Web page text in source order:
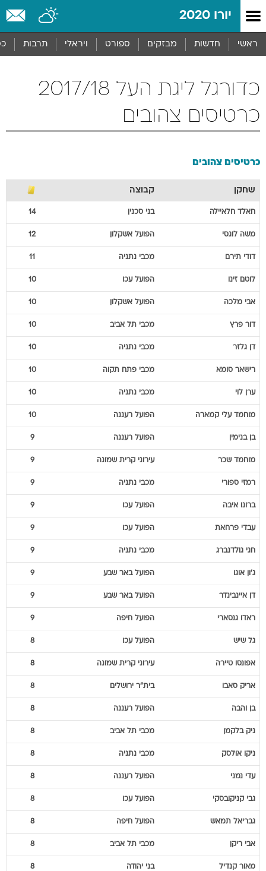
יורו 2020
ראשי חדשות מבזקים ספורט ויראלי תרבות
כדורגל ליגת העל 2017/18
כרטיסים צהובים
כרטיסים צהובים
שחקן קבוצה
חאלד חלאיילה בני סכנין 14
משה לוגסי הפועל אשקלון 12
דודי תירם מכבי נתניה 11
לוטם זינו הפועל עכו 10
אבי מלכה הפועל אשקלון 10
דור פרץ מכבי תל אביב 10
דן גלזר מכבי נתניה 10
רישאר סומא מכבי פתח תקוה 10
ערן לוי מכבי נתניה 10
מוחמד עלי קמארה הפועל רעננה 10
בן בנימין הפועל רעננה 9
מוחמד שכר עירוני קרית שמונה 9
רמזי ספורי מכבי נתניה 9
ברונו איבה הפועל עכו 9
עבדי פרחאת הפועל עכו 9
חגי גולדנברג מכבי נתניה 9
ג'ון אוגו הפועל באר שבע 9
דן איינבינדר הפועל באר שבע 9
ראדו גנסארי הפועל חיפה 9
גל שיש הפועל עכו 8
אפונסו טיירה עירוני קרית שמונה 8
אריק סאבו בית"ר ירושלים 8
בן והבה הפועל רעננה 8
ניק בלקמן מכבי תל אביב 8
ניקו אולסק מכבי נתניה 8
עדי נמני הפועל רעננה 8
גבי קניקובסקי הפועל עכו 8
גבריאל תמאש הפועל חיפה 8
אבי ריקן מכבי תל אביב 8
מאור קנדיל בני יהודה 8